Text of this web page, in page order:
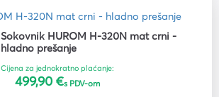
Sokovnik HUROM H-320N mat crni -
hladno prešanje
Cijena za jednokratno plaćanje:
499,90 €s PDV-om